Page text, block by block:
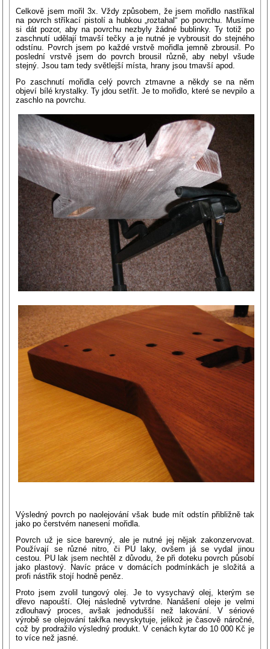
Celkově jsem mořil 3x. Vždy způsobem, že jsem mořidlo nastříkal
na povrch stříkací pistolí a hubkou „roztahal“ po povrchu. Musíme
si dát pozor, aby na povrchu nezbyly žádné bublinky. Ty totiž po
zaschnutí udělají tmavší tečky a je nutné je vybrousit do stejného
odstínu. Povrch jsem po každé vrstvě mořidla jemně zbrousil. Po
poslední vrstvě jsem do povrch brousil různě, aby nebyl všude
stejný. Jsou tam tedy světlejší místa, hrany jsou tmavší apod.
Po zaschnutí mořidla celý povrch ztmavne a někdy se na něm
objeví bílé krystalky. Ty jdou setřít. Je to mořidlo, které se nevpilo a
zaschlo na povrchu.
Výsledný povrch po naolejování však bude mít odstín přibližně tak
jako po čerstvém nanesení mořidla.
Povrch už je sice barevný, ale je nutné jej nějak zakonzervovat.
Používají se různé nitro, či PU laky, ovšem já se vydal jinou
cestou. PU lak jsem nechtěl z důvodu, že při doteku povrch působí
jako plastový. Navíc práce v domácích podmínkách je složitá a
profi nástřik stojí hodně peněz.
Proto jsem zvolil tungový olej. Je to vysychavý olej, kterým se
dřevo napouští. Olej následně vytvrdne. Nanášení oleje je velmi
zdlouhavý proces, avšak jednodušší než lakování. V sériové
výrobě se olejování takřka nevyskytuje, jelikož je časově náročné,
což by prodražilo výsledný produkt. V cenách kytar do 10 000 Kč je
to více než jasné.